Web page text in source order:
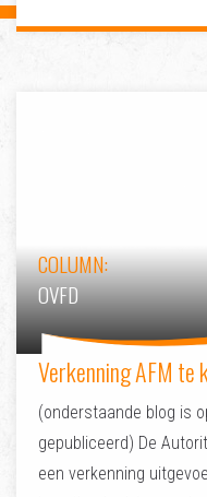
COLUMN:
OVFD
Verkenning AFM te
(onderstaande blog is
gepubliceerd) De
een verkenning